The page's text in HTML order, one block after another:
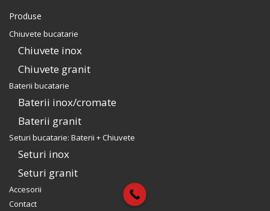
Produse
Chiuvete bucatarie
Chiuvete inox
Chiuvete granit
Baterii bucatarie
Baterii inox/cromate
Baterii granit
Seturi bucatarie: Baterii + Chiuvete
Seturi inox
Seturi granit
Accesorii
Contact